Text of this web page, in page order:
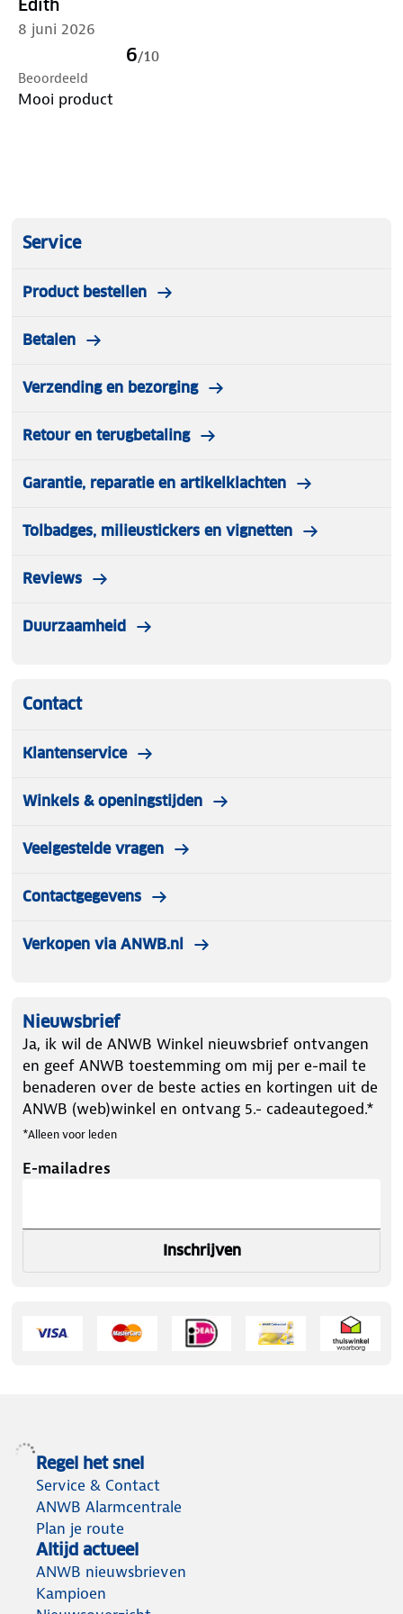
Edith
8 juni 2026
6/10
Beoordeeld
Mooi product
Service
Product bestellen
Betalen
Verzending en bezorging
Retour en terugbetaling
Garantie, reparatie en artikelklachten
Tolbadges, milieustickers en vignetten
Reviews
Duurzaamheid
Contact
Klantenservice
Winkels & openingstijden
Veelgestelde vragen
Contactgegevens
Verkopen via ANWB.nl
Nieuwsbrief
Ja, ik wil de ANWB Winkel nieuwsbrief ontvangen
en geef ANWB toestemming om mij per e-mail te
benaderen over de beste acties en kortingen uit de
ANWB (web)winkel en ontvang 5.- cadeautegoed.*
*Alleen voor leden
E-mailadres
Inschrijven
Regel het snel
Service & Contact
ANWB Alarmcentrale
Plan je route
Altijd actueel
ANWB nieuwsbrieven
Kampioen